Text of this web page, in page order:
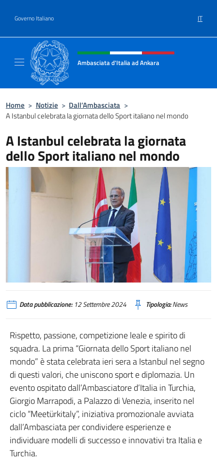
Governo Italiano IT
Intestazione sito, social e menù
Ambasciata d'Italia ad Ankara
Home > Notizie > Dall’Ambasciata >
A Istanbul celebrata la giornata dello Sport italiano nel mondo
A Istanbul celebrata la giornata
dello Sport italiano nel mondo
Data pubblicazione:12 Settembre 2024 Tipologia:News
Rispetto, passione, competizione leale e spirito di
squadra. La prima “Giornata dello Sport italiano nel
mondo” è stata celebrata ieri sera a Istanbul nel segno
di questi valori, che uniscono sport e diplomazia. Un
evento ospitato dall’Ambasciatore d’Italia in Turchia,
Giorgio Marrapodi, a Palazzo di Venezia, inserito nel
ciclo “Meetürkitaly”, iniziativa promozionale avviata
dall’Ambasciata per condividere esperienze e
individuare modelli di successo e innovativi tra Italia e
Turchia.